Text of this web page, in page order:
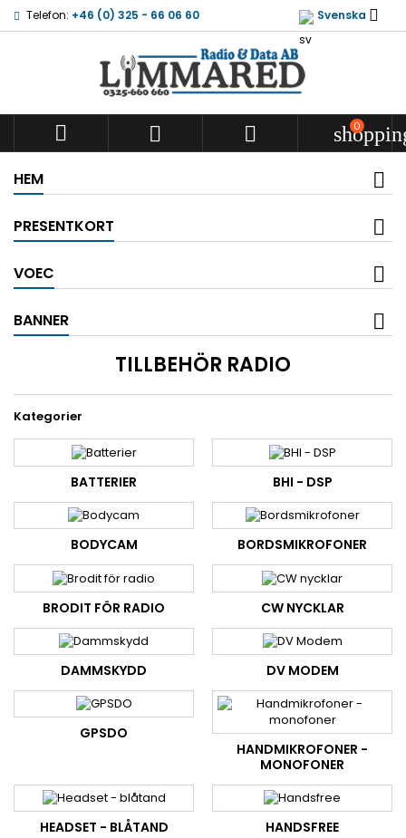
Telefon: +46 (0) 325 - 66 06 60 Svenska 
   0
HEM
PRESENTKORT
VOEC
BANNER
TILLBEHÖR RADIO
Kategorier
BATTERIER BHI - DSP
BODYCAM BORDSMIKROFONER
BRODIT FÖR RADIO CW NYCKLAR
DAMMSKYDD DV MODEM
GPSDO
HANDMIKROFONER -
MONOFONER
HEADSET - BLÅTAND HANDSFREE